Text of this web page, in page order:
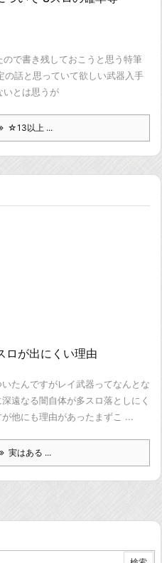
で書き残しておこうと思う特筆
話と思っていて欲しい武器入手
いとは思うが
☆13以上 ...
ロが出にくい理由
たんですがレイ武器ってなんとな
遠なる闇自体が多スロ落としにく
他にも理由があった まずこ ...
実はある ...